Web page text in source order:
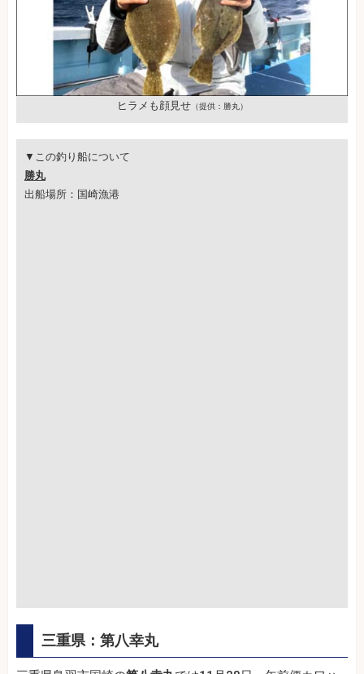
ヒラメも顔見せ（提供：勝丸）
▼この釣り船について
勝丸
出船場所：国崎漁港
三重県：第八幸丸